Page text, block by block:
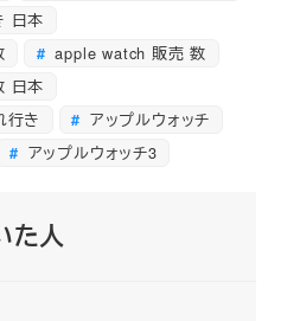
日本
apple watch 販売 数
日本
行き
アップルウォッチ
アップルウォッチ3
た人